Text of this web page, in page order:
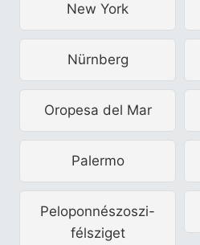
New York
Nürnberg
Oropesa del Mar
Palermo
Peloponnészoszi-
félsziget